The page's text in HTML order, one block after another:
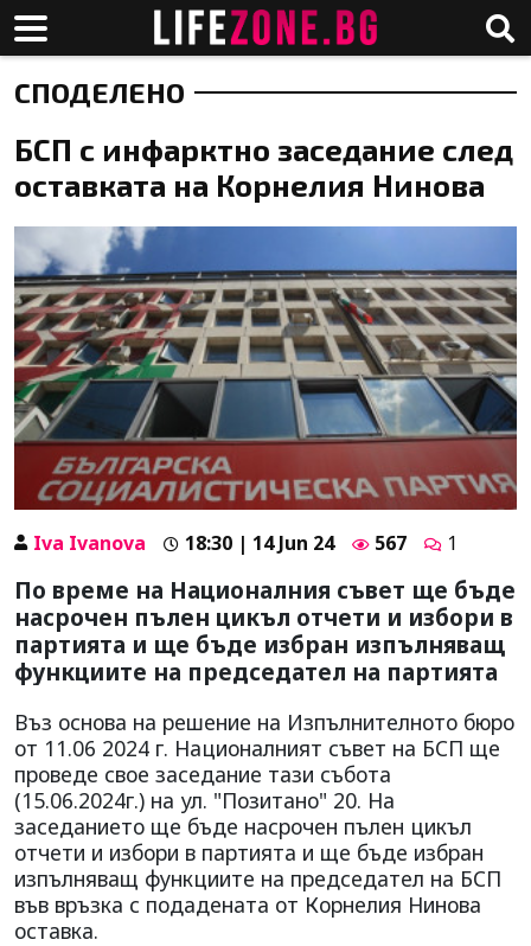
СПОДЕЛЕНО
БСП с инфарктно заседание след
оставката на Корнелия Нинова
Iva Ivanova 18:30 | 14 Jun 24 567 1
По време на Националния съвет ще бъде
насрочен пълен цикъл отчети и избори в
партията и ще бъде избран изпълняващ
функциите на председател на партията
Въз основа на решение на Изпълнителното бюро
от 11.06 2024 г. Националният съвет на БСП ще
проведе свое заседание тази събота
(15.06.2024г.) на ул. "Позитано" 20. На
заседанието ще бъде насрочен пълен цикъл
отчети и избори в партията и ще бъде избран
изпълняващ функциите на председател на БСП
във връзка с подадената от Корнелия Нинова
оставка.